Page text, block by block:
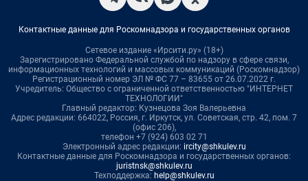
Контактные данные для Роскомнадзора и государственных органов
Сетевое издание «Ирсити.ру» (18+)
Зарегистрировано Федеральной службой по надзору в сфере связи,
информационных технологий и массовых коммуникаций (Роскомнадзор)
Регистрационный номер ЭЛ № ФС 77 – 83655 от 26.07.2022 г.
Учредитель: Общество с ограниченной ответственностью "ИНТЕРНЕТ
ТЕХНОЛОГИИ"
Главный редактор: Кузнецова Зоя Валерьевна
Адрес редакции: 664022, Россия, г. Иркутск, ул. Советская, стр. 42, пом. 7
(офис 206),
телефон +7 (924) 603 02 71
Электронный адрес редакции: ircity@shkulev.ru
Контактные данные для Роскомнадзора и государственных органов:
juristnsk@shkulev.ru
Техподдержка: help@shkulev.ru